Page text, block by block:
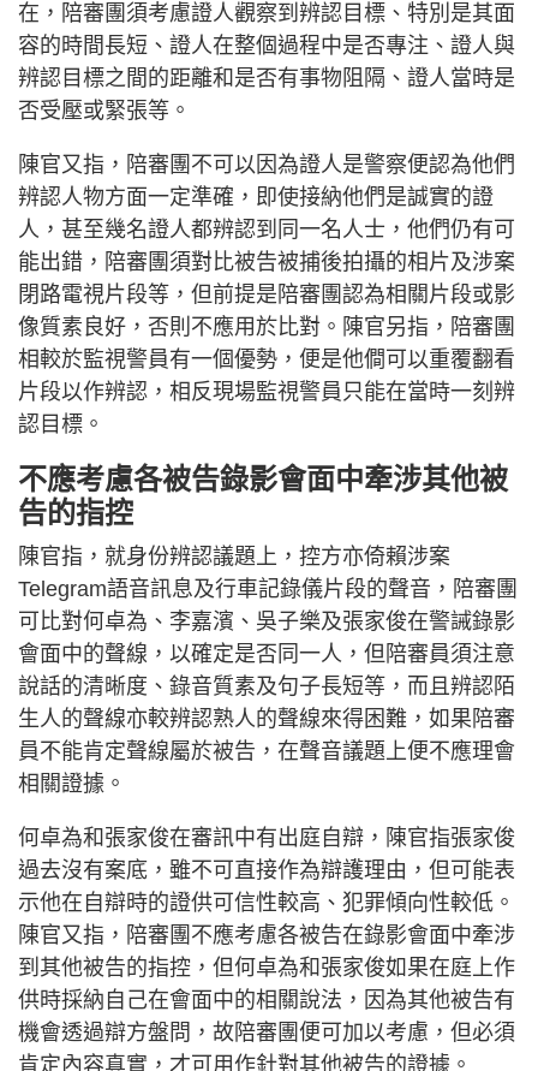
在，陪審團須考慮證人觀察到辨認目標、特別是其面
容的時間長短、證人在整個過程中是否專注、證人與
辨認目標之間的距離和是否有事物阻隔、證人當時是
否受壓或緊張等。
陳官又指，陪審團不可以因為證人是警察便認為他們
辨認人物方面一定準確，即使接納他們是誠實的證
人，甚至幾名證人都辨認到同一名人士，他們仍有可
能出錯，陪審團須對比被告被捕後拍攝的相片及涉案
閉路電視片段等，但前提是陪審團認為相關片段或影
像質素良好，否則不應用於比對。陳官另指，陪審團
相較於監視警員有一個優勢，便是他僴可以重覆翻看
片段以作辨認，相反現場監視警員只能在當時一刻辨
認目標。
不應考慮各被告錄影會面中牽涉其他被
告的指控
陳官指，就身份辨認議題上，控方亦倚賴涉案
Telegram語音訊息及行車記錄儀片段的聲音，陪審團
可比對何卓為、李嘉濱、吳子樂及張家俊在警誡錄影
會面中的聲線，以確定是否同一人，但陪審員須注意
說話的清晰度、錄音質素及句子長短等，而且辨認陌
生人的聲線亦較辨認熟人的聲線來得困難，如果陪審
員不能肯定聲線屬於被告，在聲音議題上便不應理會
相關證據。
何卓為和張家俊在審訊中有出庭自辯，陳官指張家俊
過去沒有案底，雖不可直接作為辯護理由，但可能表
示他在自辯時的證供可信性較高、犯罪傾向性較低。
陳官又指，陪審團不應考慮各被告在錄影會面中牽涉
到其他被告的指控，但何卓為和張家俊如果在庭上作
供時採納自己在會面中的相關說法，因為其他被告有
機會透過辯方盤問，故陪審團便可加以考慮，但必須
肯定內容真實，才可用作針對其他被告的證據。